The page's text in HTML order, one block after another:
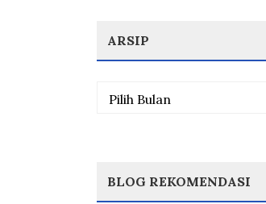
ARSIP
Arsip
BLOG REKOMENDASI